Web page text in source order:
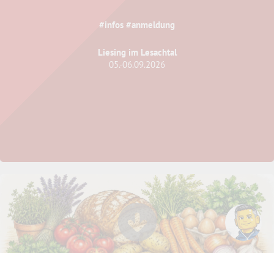
#infos #anmeldung
Liesing im Lesachtal
05.-06.09.2026